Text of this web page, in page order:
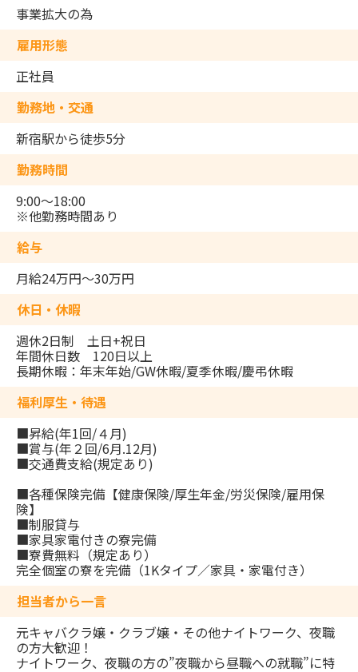
事業拡大の為
雇用形態
正社員
勤務地・交通
新宿駅から徒歩5分
勤務時間
9:00～18:00
※他勤務時間あり
給与
月給24万円～30万円
休日・休暇
週休2日制 土日+祝日
年間休日数 120日以上
長期休暇：年末年始/GW休暇/夏季休暇/慶弔休暇
福利厚生・待遇
■昇給(年1回/４月)
■賞与(年２回/6月.12月)
■交通費支給(規定あり)
■各種保険完備【健康保険/厚生年金/労災保険/雇用保
険】
■制服貸与
■家具家電付きの寮完備
■寮費無料（規定あり）
完全個室の寮を完備（1Kタイプ／家具・家電付き）
担当者から一言
元キャバクラ嬢・クラブ嬢・その他ナイトワーク、夜職
の方大歓迎！
ナイトワーク、夜職の方の”夜職から昼職への就職”に特